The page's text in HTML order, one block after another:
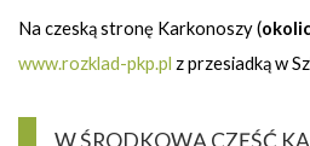
Na czeską stronę Karkonoszy (
www.rozklad-pkp.pl z przesiadką w
W ŚRODKOWĄ CZĘŚĆ